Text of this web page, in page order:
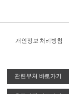
개인정보 처리방침